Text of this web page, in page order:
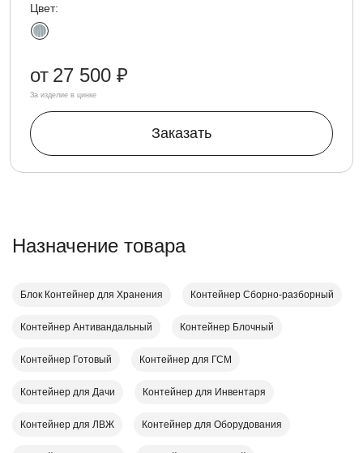
Цвет:
от 27 500 ₽
За изделие в цинке
Заказать
Назначение товара
Блок Контейнер для Хранения Контейнер Cборно-разборный
Контейнер Антивандальный Контейнер Блочный
Контейнер Готовый Контейнер для ГСМ
Контейнер для Дачи Контейнер для Инвентаря
Контейнер для ЛВЖ Контейнер для Оборудования